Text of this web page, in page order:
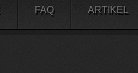
FAQ ARTIKEL